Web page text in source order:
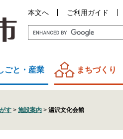
本文へ ご利用ガイド
ごと・産業 まちづくり
す > 施設案内 > 湯沢文化会館